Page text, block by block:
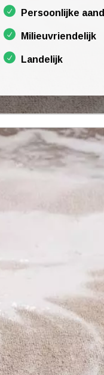
Persoonlijke
Milieuvriendelijk
Landelijk